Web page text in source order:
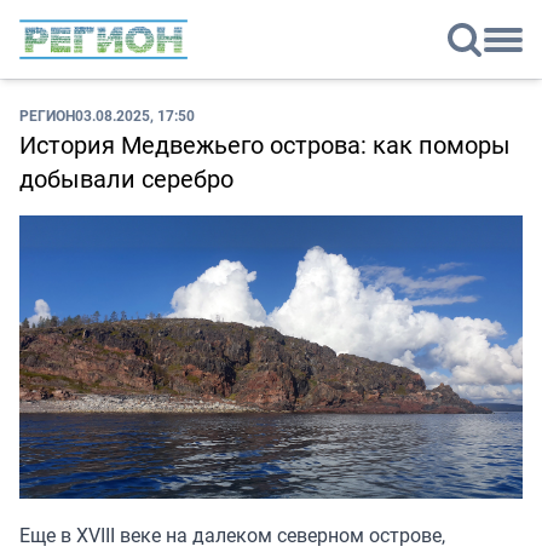
РЕГИОН03.08.2025, 17:50
История Медвежьего острова: как поморы
добывали серебро
Еще в XVIII веке на далеком северном острове,